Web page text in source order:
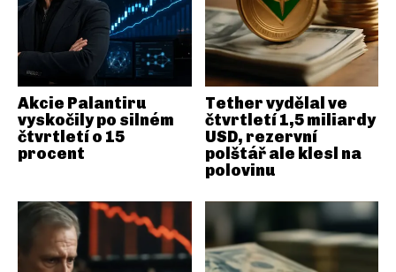
Akcie Palantiru
vyskočily po silném
čtvrtletí o 15
procent
Tether vydělal ve
čtvrtletí 1,5 miliardy
USD, rezervní
polštář ale klesl na
polovinu